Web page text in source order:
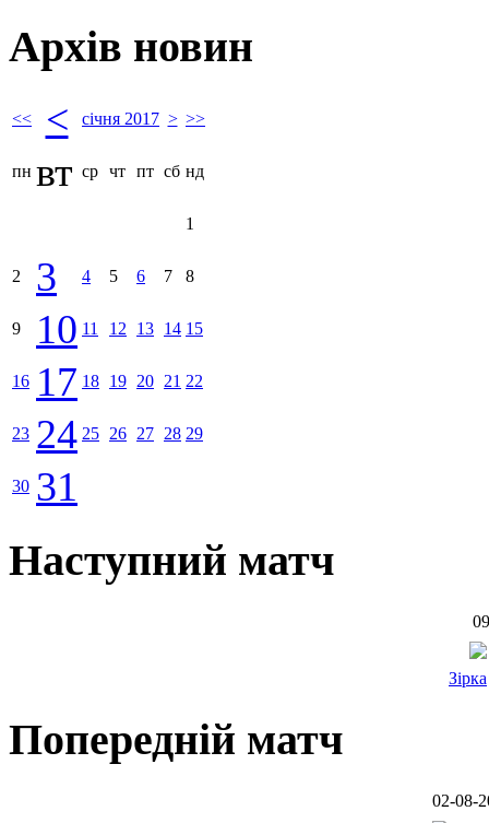
Архів новин
<< < січня 2017 > >>
пн вт ср чт пт сб нд
1
2 3 4 5 6 7 8
9 10 11 12 13 14 15
16 17 18 19 20 21 22
23 24 25 26 27 28 29
30 31
Наступний матч
Зірка
Попередній матч
02-08-